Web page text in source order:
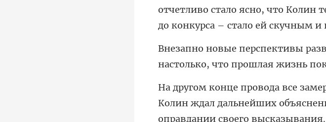
отчетливо стало ясно, что Колин
настолько, что прош
Колин ждал дальнейших